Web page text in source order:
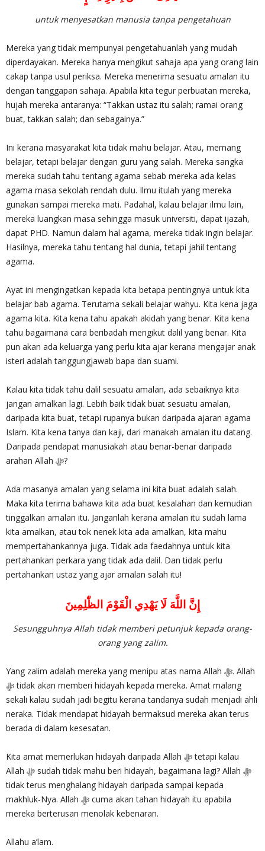
untuk menyesatkan manusia tanpa pengetahuan
Mereka yang tidak mempunyai pengetahuanlah yang mudah
diperdayakan. Mereka hanya mengikut sahaja apa yang orang lain
cakap tanpa usul periksa. Mereka menerima sesuatu amalan itu
dengan tanggapan sahaja. Apabila kita tegur perbuatan mereka,
hujah mereka antaranya: “Takkan ustaz itu salah; ramai orang
buat, takkan salah; dan sebagainya.”
Ini kerana masyarakat kita tidak mahu belajar. Atau, memang
belajar, tetapi belajar dengan guru yang salah. Mereka sangka
mereka sudah tahu tentang agama sebab mereka ada kelas
agama masa sekolah rendah dulu. Ilmu itulah yang mereka
gunakan sampai mereka mati. Padahal, kalau belajar ilmu lain,
mereka luangkan masa sehingga masuk universiti, dapat ijazah,
dapat PHD. Namun dalam hal agama, mereka tidak ingin belajar.
Hasilnya, mereka tahu tentang hal dunia, tetapi jahil tentang
agama.
Ayat ini mengingatkan kepada kita betapa pentingnya untuk kita
belajar bab agama. Terutama sekali belajar wahyu. Kita kena jaga
agama kita. Kita kena tahu apakah akidah yang benar. Kita kena
tahu bagaimana cara beribadah mengikut dalil yang benar. Kita
pun akan ada keluarga yang perlu kita ajar kerana mengajar anak
isteri adalah tanggungjawab bapa dan suami.
Kalau kita tidak tahu dalil sesuatu amalan, ada sebaiknya kita
jangan amalkan lagi. Lebih baik tidak buat sesuatu amalan,
daripada kita buat, tetapi rupanya bukan daripada ajaran agama
Islam. Kita kena tanya dan kaji, dari manakah amalan itu datang.
Daripada pendapat manusiakah atau benar-benar daripada
arahan Allah ‎ﷻ?
Ada masanya amalan yang selama ini kita buat adalah salah.
Maka kita terima bahawa kita ada buat kesalahan dan kemudian
tinggalkan amalan itu. Janganlah kerana amalan itu sudah lama
kita amalkan, atau tok nenek kita ada amalkan, kita mahu
mempertahankannya juga. Tidak ada faedahnya untuk kita
pertahankan perkara yang tidak ada dalil. Dan tidak perlu
pertahankan ustaz yang ajar amalan salah itu!
إِنَّ اللَّهَ لَا يَهْدِي الْقَوْمَ الظّٰلِمِينَ
Sesungguhnya Allah tidak memberi petunjuk kepada orang-
orang yang zalim.
Yang zalim adalah mereka yang menipu atas nama Allah ‎ﷻ. Allah
sekali kalau sudah jadi begitu kerana tandanya sudah menjadi ahli
neraka. Tidak mendapat hidayah bermaksud mereka akan terus
berada di dalam kesesatan.
Kita amat memerlukan hidayah daripada Allah ‎ﷻ tetapi kalau
Allah ‎ﷻ sudah tidak mahu beri hidayah, bagaimana lagi? Allah ‎ﷻ
tidak terus menghalang hidayah daripada sampai kepada
makhluk-Nya. Allah ‎ﷻ cuma akan tahan hidayah itu apabila
mereka berterusan menolak kebenaran.
Allahu a’lam.